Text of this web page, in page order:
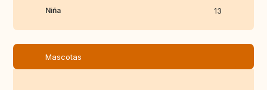
Niña 13
Mascotas